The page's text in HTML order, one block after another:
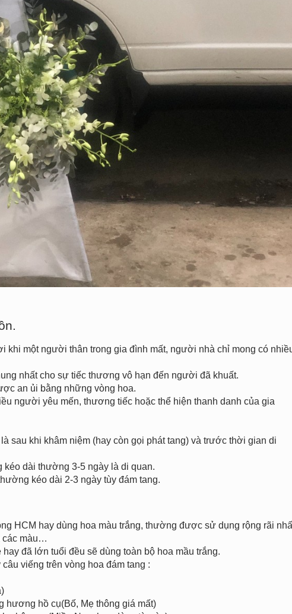
khi một người thân trong gia đình mất, người nhà chỉ mong có
nhất cho sự tiếc thương vô hạn đến người đã khuất.
an ủi bằng những vòng hoa.
người yêu mến, thương tiếc hoặc thể hiện thanh danh của gia
sau khi khâm niệm (hay còn gọi phát tang) và trước thời gian di
kéo dài thường 3-5 ngày là di quan.
kéo dài 2-3 ngày tùy đám tang.
HCM hay dùng hoa màu trắng, thường được sử dụng rộng rãi
các màu…
đã lớn tuổi đều sẽ dùng toàn bộ hoa mầu trắng.
viếng trên vòng hoa đám tang :
hồ cụ(Bố, Mẹ thông giá mất)